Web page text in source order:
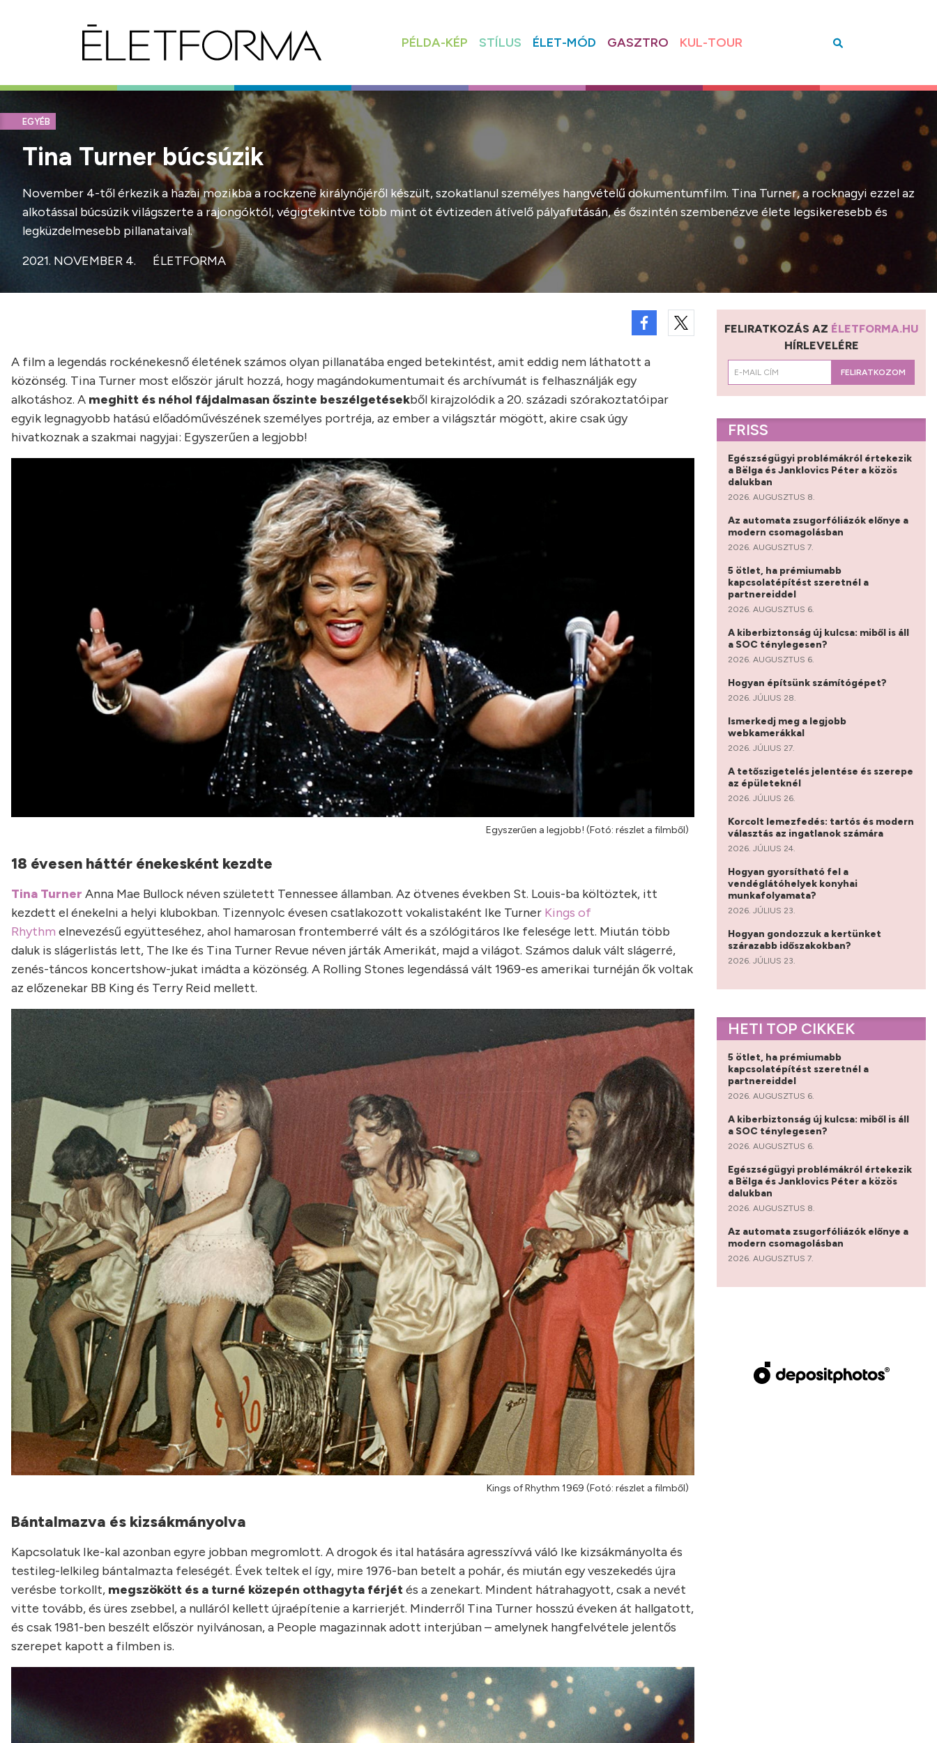
PÉLDA-KÉP STÍLUS ÉLET-MÓD GASZTRO KUL-TOUR
EGYÉB
Tina Turner búcsúzik
November 4-től érkezik a hazai mozikba a rockzene királynőjéről készült, szokatlanul személyes hangvételű dokumentumfilm. Tina Turner, a rocknagyi ezzel az
alkotással búcsúzik világszerte a rajongóktól, végigtekintve több mint öt évtizeden átívelő pályafutásán, és őszintén szembenézve élete legsikeresebb és
legküzdelmesebb pillanataival.
2021. NOVEMBER 4.
ÉLETFORMA
A film a legendás rockénekesnő életének számos olyan pillanatába enged betekintést, amit eddig nem láthatott a
közönség. Tina Turner most először járult hozzá, hogy magándokumentumait és archívumát is felhasználják egy
alkotáshoz. A meghitt és néhol fájdalmasan őszinte beszélgetésekből kirajzolódik a 20. századi szórakoztatóipar
egyik legnagyobb hatású előadóművészének személyes portréja, az ember a világsztár mögött, akire csak úgy
hivatkoznak a szakmai nagyjai: Egyszerűen a legjobb!
Egyszerűen a legjobb! (Fotó: részlet a filmből)
18 évesen háttér énekesként kezdte
Tina Turner Anna Mae Bullock néven született Tennessee államban. Az ötvenes években St. Louis-ba költöztek, itt
kezdett el énekelni a helyi klubokban. Tizennyolc évesen csatlakozott vokalistaként Ike Turner Kings of
Rhythm elnevezésű együtteséhez, ahol hamarosan frontemberré vált és a szólógitáros Ike felesége lett. Miután több
daluk is slágerlistás lett, The Ike és Tina Turner Revue néven járták Amerikát, majd a világot. Számos daluk vált slágerré,
zenés-táncos koncertshow-jukat imádta a közönség. A Rolling Stones legendássá vált 1969-es amerikai turnéján ők voltak
az előzenekar BB King és Terry Reid mellett.
Kings of Rhythm 1969 (Fotó: részlet a filmből)
Bántalmazva és kizsákmányolva
Kapcsolatuk Ike-kal azonban egyre jobban megromlott. A drogok és ital hatására agresszívvá váló Ike kizsákmányolta és
testileg-lelkileg bántalmazta feleségét. Évek teltek el így, mire 1976-ban betelt a pohár, és miután egy veszekedés újra
verésbe torkollt, megszökött és a turné közepén otthagyta férjétés a zenekart. Mindent hátrahagyott, csak a nevét
vitte tovább, és üres zsebbel, a nulláról kellett újraépítenie a karrierjét. Minderről Tina Turner hosszú éveken át hallgatott,
és csak 1981-ben beszélt először nyilvánosan, a People magazinnak adott interjúban – amelynek hangfelvétele jelentős
szerepet kapott a filmben is.
FELIRATKOZÁS AZ ÉLETFORMA.HU
HÍRLEVELÉRE
FELIRATKOZOM
FRISS
Egészségügyi problémákról értekezik
a Bëlga és Janklovics Péter a közös
dalukban
2026. AUGUSZTUS 8.
Az automata zsugorfóliázók előnye a
modern csomagolásban
2026. AUGUSZTUS 7.
5 ötlet, ha prémiumabb
kapcsolatépítést szeretnél a
partnereiddel
2026. AUGUSZTUS 6.
A kiberbiztonság új kulcsa: miből is áll
a SOC ténylegesen?
2026. AUGUSZTUS 6.
Hogyan építsünk számítógépet?
2026. JÚLIUS 28.
Ismerkedj meg a legjobb
webkamerákkal
2026. JÚLIUS 27.
A tetőszigetelés jelentése és szerepe
az épületeknél
2026. JÚLIUS 26.
Korcolt lemezfedés: tartós és modern
választás az ingatlanok számára
2026. JÚLIUS 24.
Hogyan gyorsítható fel a
vendéglátóhelyek konyhai
munkafolyamata?
2026. JÚLIUS 23.
Hogyan gondozzuk a kertünket
szárazabb időszakokban?
2026. JÚLIUS 23.
HETI TOP CIKKEK
5 ötlet, ha prémiumabb
kapcsolatépítést szeretnél a
partnereiddel
2026. AUGUSZTUS 6.
A kiberbiztonság új kulcsa: miből is áll
a SOC ténylegesen?
2026. AUGUSZTUS 6.
Egészségügyi problémákról értekezik
a Bëlga és Janklovics Péter a közös
dalukban
2026. AUGUSZTUS 8.
Az automata zsugorfóliázók előnye a
modern csomagolásban
2026. AUGUSZTUS 7.